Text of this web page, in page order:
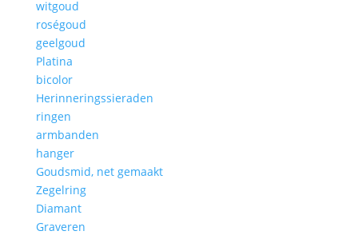
witgoud
roségoud
geelgoud
Platina
bicolor
Herinneringssieraden
ringen
armbanden
hanger
Goudsmid, net gemaakt
Zegelring
Diamant
Graveren